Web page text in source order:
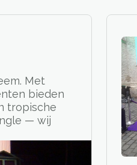
Met
bieden
tropische
— wij